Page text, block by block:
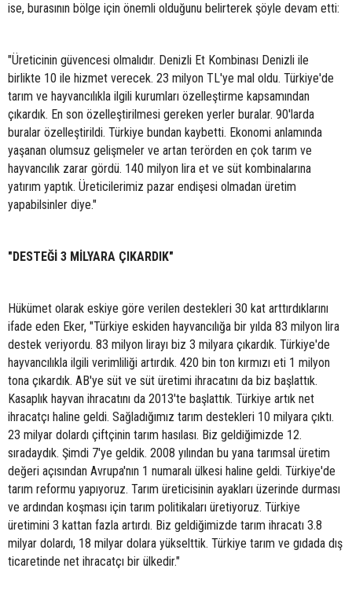
ise, burasının bölge için önemli olduğunu belirterek şöyle devam etti:
"Üreticinin güvencesi olmalıdır. Denizli Et Kombinası Denizli ile
birlikte 10 ile hizmet verecek. 23 milyon TL'ye mal oldu. Türkiye'de
tarım ve hayvancılıkla ilgili kurumları özelleştirme kapsamından
çıkardık. En son özelleştirilmesi gereken yerler buralar. 90'larda
buralar özelleştirildi. Türkiye bundan kaybetti. Ekonomi anlamında
yaşanan olumsuz gelişmeler ve artan terörden en çok tarım ve
hayvancılık zarar gördü. 140 milyon lira et ve süt kombinalarına
yatırım yaptık. Üreticilerimiz pazar endişesi olmadan üretim
yapabilsinler diye."
"DESTEĞİ 3 MİLYARA ÇIKARDIK"
Hükümet olarak eskiye göre verilen destekleri 30 kat arttırdıklarını
ifade eden Eker, "Türkiye eskiden hayvancılığa bir yılda 83 milyon lira
destek veriyordu. 83 milyon lirayı biz 3 milyara çıkardık. Türkiye'de
hayvancılıkla ilgili verimliliği artırdık. 420 bin ton kırmızı eti 1 milyon
tona çıkardık. AB'ye süt ve süt üretimi ihracatını da biz başlattık.
Kasaplık hayvan ihracatını da 2013'te başlattık. Türkiye artık net
ihracatçı haline geldi. Sağladığımız tarım destekleri 10 milyara çıktı.
23 milyar dolardı çiftçinin tarım hasılası. Biz geldiğimizde 12.
sıradaydık. Şimdi 7'ye geldik. 2008 yılından bu yana tarımsal üretim
değeri açısından Avrupa'nın 1 numaralı ülkesi haline geldi. Türkiye'de
tarım reformu yapıyoruz. Tarım üreticisinin ayakları üzerinde durması
ve ardından koşması için tarım politikaları üretiyoruz. Türkiye
üretimini 3 kattan fazla artırdı. Biz geldiğimizde tarım ihracatı 3.8
milyar dolardı, 18 milyar dolara yükselttik. Türkiye tarım ve gıdada dış
ticaretinde net ihracatçı bir ülkedir."